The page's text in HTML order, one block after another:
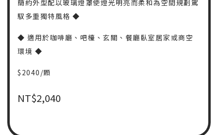
簡約外型配以玻璃燈罩使燈光明亮而柔和為空間規劃駕
馭多重獨特風格 ◆
◆ 適用於咖啡廳、吧檯、玄關、餐廳臥室居家或商空
環境 ◆
$2040/顆
NT$2,040